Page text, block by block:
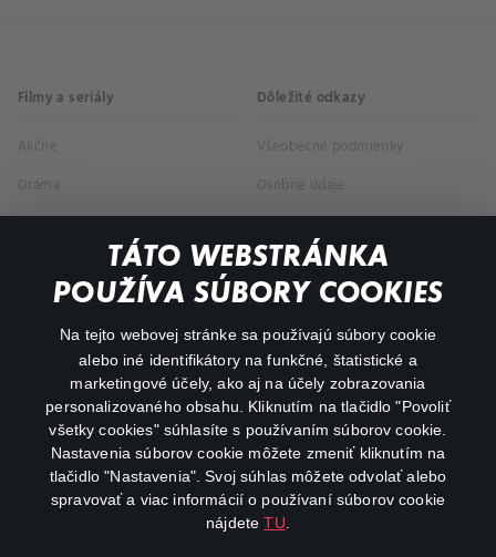
TÁTO WEBSTRÁNKA
POUŽÍVA SÚBORY COOKIES
Na tejto webovej stránke sa používajú súbory cookie
alebo iné identifikátory na funkčné, štatistické a
marketingové účely, ako aj na účely zobrazovania
personalizovaného obsahu. Kliknutím na tlačidlo "Povoliť
všetky cookies" súhlasíte s používaním súborov cookie.
Nastavenia súborov cookie môžete zmeniť kliknutím na
tlačidlo "Nastavenia". Svoj súhlas môžete odvolať alebo
spravovať a viac informácií o používaní súborov cookie
nájdeteTU
Filmy a seriály
Akčné
Dráma
Dôležité odkazy
Všeobecné podmienky
Osobné údaje
O aplikácii Canal+